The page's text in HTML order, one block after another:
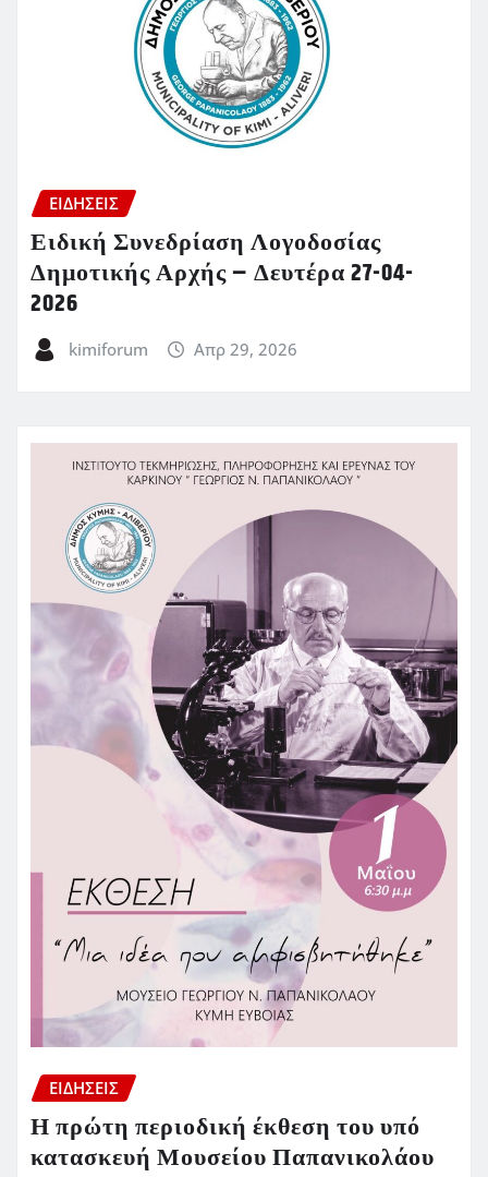
ΕΙΔΗΣΕΙΣ
Ειδική Συνεδρίαση Λογοδοσίας
Δημοτικής Αρχής – Δευτέρα 27-04-
2026
kimiforum Απρ 29, 2026
ΕΙΔΗΣΕΙΣ
Η πρώτη περιοδική έκθεση του υπό
κατασκευή Μουσείου Παπανικολάου